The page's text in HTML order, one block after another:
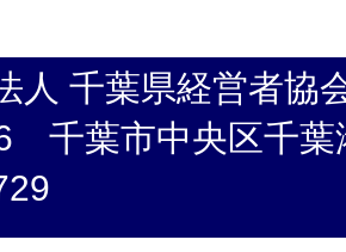
人 千葉県経営者協
千葉市中央区千葉